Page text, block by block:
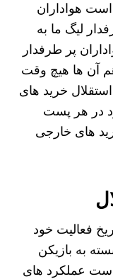
هواداران
لیگ ما به
پر طرفدار
آن ها هیچ وقت
خرید های
در هر پست
های خارجی
فعالیت خود
به بازیکن
است عملکرد های